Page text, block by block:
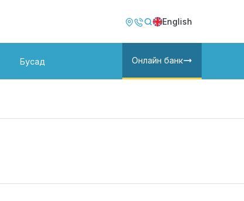
Image
Image English
Бусад Онлайн банк